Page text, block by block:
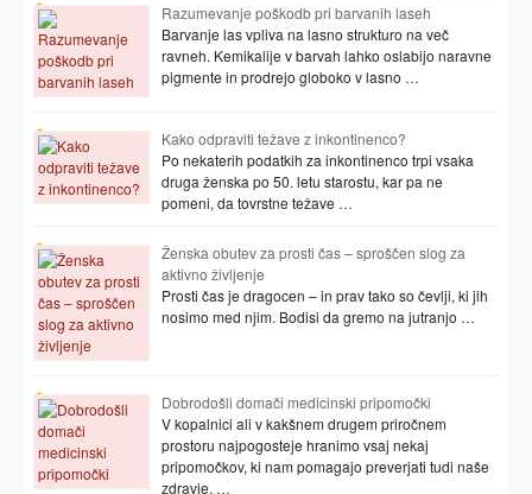
Razumevanje poškodb pri barvanih laseh
Barvanje las vpliva na lasno strukturo na več
ravneh. Kemikalije v barvah lahko oslabijo naravne
pigmente in prodrejo globoko v lasno …
Kako odpraviti težave z inkontinenco?
Po nekaterih podatkih za inkontinenco trpi vsaka
druga ženska po 50. letu starostu, kar pa ne
pomeni, da tovrstne težave …
Ženska obutev za prosti čas – sproščen slog za
aktivno življenje
Prosti čas je dragocen – in prav tako so čevlji, ki jih
nosimo med njim. Bodisi da gremo na jutranjo …
Dobrodošli domači medicinski pripomočki
V kopalnici ali v kakšnem drugem priročnem
prostoru najpogosteje hranimo vsaj nekaj
pripomočkov, ki nam pomagajo preverjati tudi naše
zdravje. …